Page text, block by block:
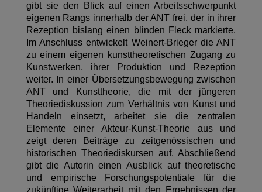
gibt sie den Blick auf einen Arbeitsschwerpunkt
eigenen Rangs innerhalb der ANT frei, der in ihrer
Rezeption bislang einen blinden Fleck markierte.
Im Anschluss entwickelt Weinert-Brieger die ANT
zu einem eigenen kunsttheoretischen Zugang zu
Kunstwerken, ihrer Produktion und Rezeption
weiter. In einer Übersetzungsbewegung zwischen
ANT und Kunsttheorie, die mit der jüngeren
Theoriediskussion zum Verhältnis von Kunst und
Handeln einsetzt, arbeitet sie die zentralen
Elemente einer Akteur-Kunst-Theorie aus und
zeigt deren Beiträge zu zeitgenössischen und
historischen Theoriediskursen auf. Abschließend
gibt die Autorin einen Ausblick auf theoretische
und empirische Forschungspotentiale für die